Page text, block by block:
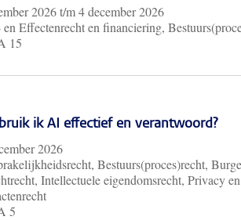
2026t/m4 december 2026
en Effectenrecht en financiering,
15
ik AI effectief en verantwoord?
2026
Bestuurs(proces)recht,
Intellectuele eigendomsrecht, Privacy
5